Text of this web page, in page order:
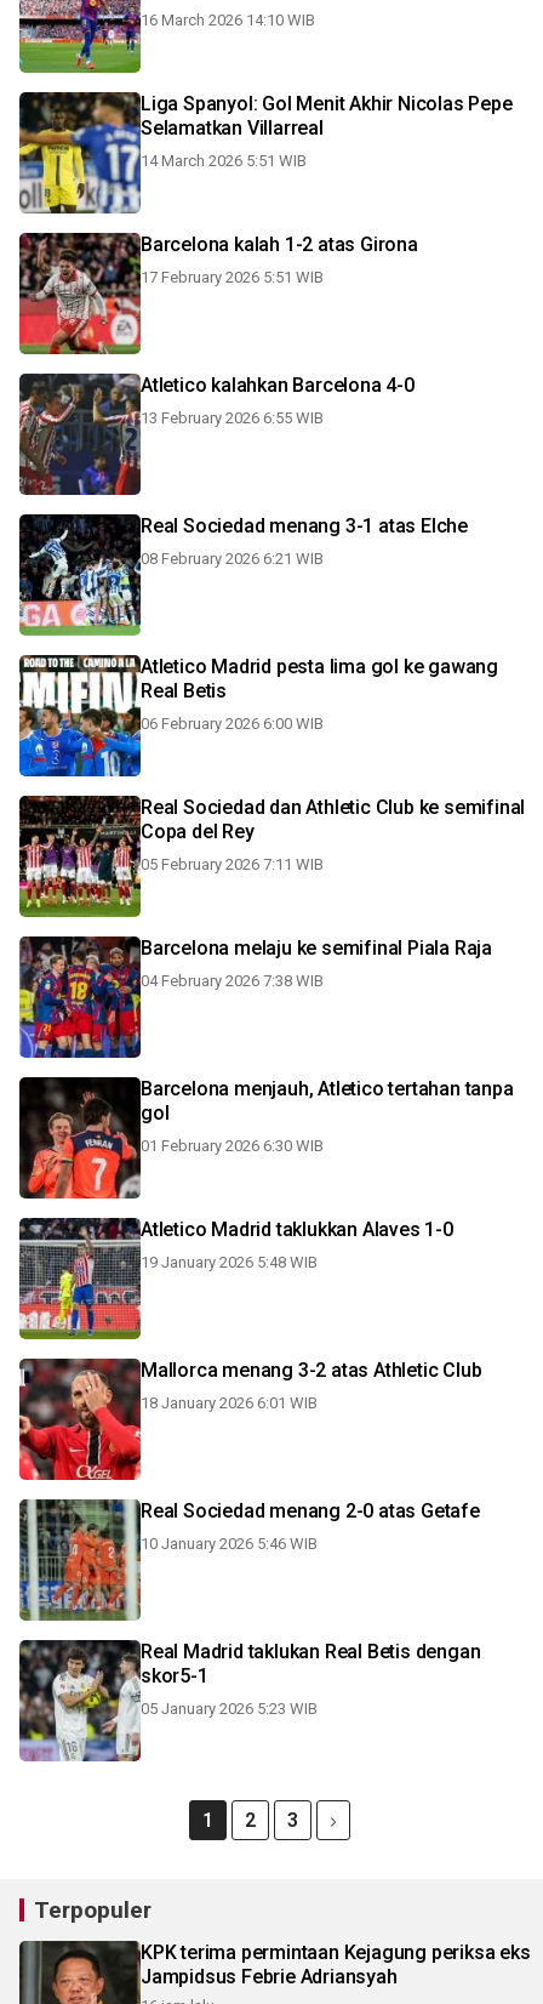
16 March 2026 14:10 WIB
Liga Spanyol: Gol Menit Akhir Nicolas Pepe
Selamatkan Villarreal
14 March 2026 5:51 WIB
Barcelona kalah 1-2 atas Girona
17 February 2026 5:51 WIB
Atletico kalahkan Barcelona 4-0
13 February 2026 6:55 WIB
Real Sociedad menang 3-1 atas Elche
08 February 2026 6:21 WIB
Atletico Madrid pesta lima gol ke gawang
Real Betis
06 February 2026 6:00 WIB
Real Sociedad dan Athletic Club ke semifinal
Copa del Rey
05 February 2026 7:11 WIB
Barcelona melaju ke semifinal Piala Raja
04 February 2026 7:38 WIB
Barcelona menjauh, Atletico tertahan tanpa
gol
01 February 2026 6:30 WIB
Atletico Madrid taklukkan Alaves 1-0
19 January 2026 5:48 WIB
Mallorca menang 3-2 atas Athletic Club
18 January 2026 6:01 WIB
Real Sociedad menang 2-0 atas Getafe
10 January 2026 5:46 WIB
Real Madrid taklukan Real Betis dengan
skor5-1
05 January 2026 5:23 WIB
1 2 3
Terpopuler
KPK terima permintaan Kejagung periksa eks
Jampidsus Febrie Adriansyah